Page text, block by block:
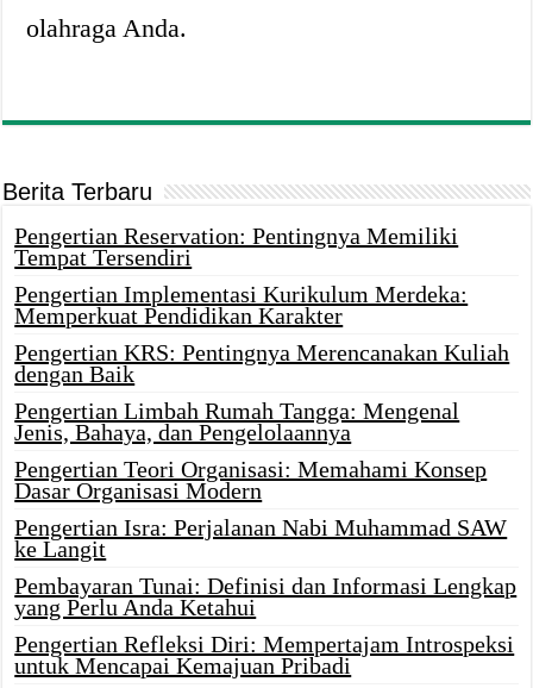
olahraga Anda.
Berita Terbaru
Pengertian Reservation: Pentingnya Memiliki
Tempat Tersendiri
Pengertian Implementasi Kurikulum Merdeka:
Memperkuat Pendidikan Karakter
Pengertian KRS: Pentingnya Merencanakan Kuliah
dengan Baik
Pengertian Limbah Rumah Tangga: Mengenal
Jenis, Bahaya, dan Pengelolaannya
Pengertian Teori Organisasi: Memahami Konsep
Dasar Organisasi Modern
Pengertian Isra: Perjalanan Nabi Muhammad SAW
ke Langit
Pembayaran Tunai: Definisi dan Informasi Lengkap
yang Perlu Anda Ketahui
Pengertian Refleksi Diri: Mempertajam Introspeksi
untuk Mencapai Kemajuan Pribadi